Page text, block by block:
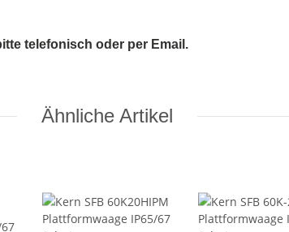
telefonisch oder per Email.
Ähnliche Artikel